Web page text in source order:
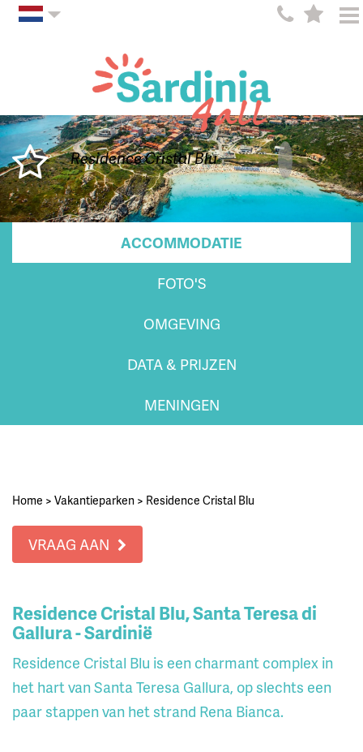
Residence Cristal Blu
ACCOMMODATIE
FOTO'S
OMGEVING
DATA & PRIJZEN
MENINGEN
Home > Vakantieparken > Residence Cristal Blu
VRAAG AAN
Residence Cristal Blu, Santa Teresa di
Gallura - Sardinië
Residence Cristal Blu is een charmant complex in
het hart van Santa Teresa Gallura, op slechts een
paar stappen van het strand Rena Bianca.